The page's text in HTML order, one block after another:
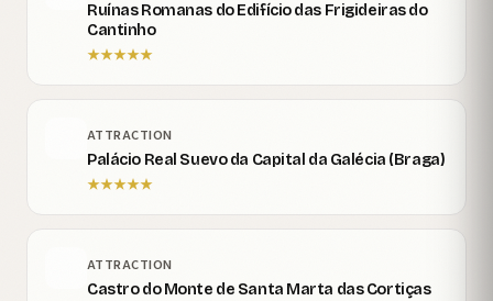
Ruínas Romanas do Edifício das Frigideiras do
Cantinho
★★★★★
ATTRACTION
Palácio Real Suevo da Capital da Galécia (Braga)
★★★★★
ATTRACTION
Castro do Monte de Santa Marta das Cortiças